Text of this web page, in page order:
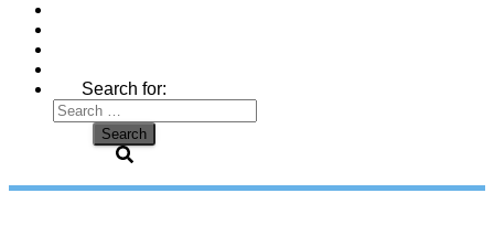
Search for: